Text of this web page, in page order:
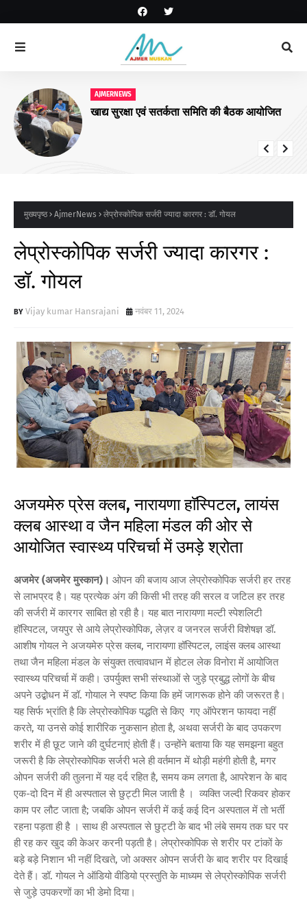
AJMERNEWS
खाद्य सुरक्षा एवं सतर्कता समिति की बैठक आयोजित
मुख्यपृष्ठ AjmerNews लेप्रोस्कोपिक सर्जरी ज्यादा कारगर : डॉ. गोयल
लेप्रोस्कोपिक सर्जरी ज्यादा कारगर :
डॉ. गोयल
Vijay kumar Hansrajani नवंबर 11, 2024
अजयमेरु प्रेस क्लब, नारायणा हाॅस्पिटल, लायंस
क्लब आस्था व जैन महिला मंडल की ओर से
आयोजित स्वास्थ्य परिचर्चा में उमड़े श्रोता
अजमेर (अजमेर मुस्कान)। ओपन की बजाय आज लेप्रोस्कोपिक सर्जरी हर तरह
से लाभप्रद है। यह प्रत्येक अंग की किसी भी तरह की सरल व जटिल हर तरह
की सर्जरी में कारगर साबित हो रही है। यह बात नारायणा मल्टी स्पेशलिटी
हॉस्पिटल, जयपुर से आये लेप्रोस्कोपिक, लेज़र व जनरल सर्जरी विशेषज्ञ डॉ.
आशीष गोयल ने अजयमेरु प्रेस क्लब, नारायणा हॉस्पिटल, लाइंस क्लब आस्था
तथा जैन महिला मंडल के संयुक्त तत्वावधान में होटल लेक विनोरा में आयोजित
स्वास्थ्य परिचर्चा में कही। उपर्युक्त सभी संस्थाओं से जुड़े प्रबुद्ध लोगों के बीच
अपने उद्बोधन में डॉ. गोयाल ने स्पष्ट किया कि हमें जागरूक होने की जरूरत है।
यह सिर्फ भ्रांति है कि लेप्रोस्कोपिक पद्धति से किए गए ऑपेरशन फायदा नहीं
करते, या उनसे कोई शारीरिक नुकसान होता है, अथवा सर्जरी के बाद उपकरण
शरीर में ही छूट जाने की दुर्घटनाएं होती हैं। उन्होंने बताया कि यह समझना बहुत
जरूरी है कि लेप्रोस्कोपिक सर्जरी भले ही वर्तमान में थोड़ी महंगी होती है, मगर
ओपन सर्जरी की तुलना में यह दर्द रहित है, समय कम लगता है, आपरेशन के बाद
एक-दो दिन में ही अस्पताल से छुट्टी मिल जाती है । व्यक्ति जल्दी रिकवर होकर
काम पर लौट जाता है; जबकि ओपन सर्जरी में कई कई दिन अस्पताल में तो भर्ती
रहना पड़ता ही है । साथ ही अस्पताल से छुट्टी के बाद भी लंबे समय तक घर पर
ही रह कर खुद की केअर करनी पड़ती है। लेप्रोस्कोपिक से शरीर पर टांकों के
बड़े बड़े निशान भी नहीं दिखते, जो अक्सर ओपन सर्जरी के बाद शरीर पर दिखाई
देते हैं। डॉ. गोयल ने ऑडियो वीडियो प्रस्तुति के माध्यम से लेप्रोस्कोपिक सर्जरी
से जुड़े उपकरणों का भी डेमो दिया।